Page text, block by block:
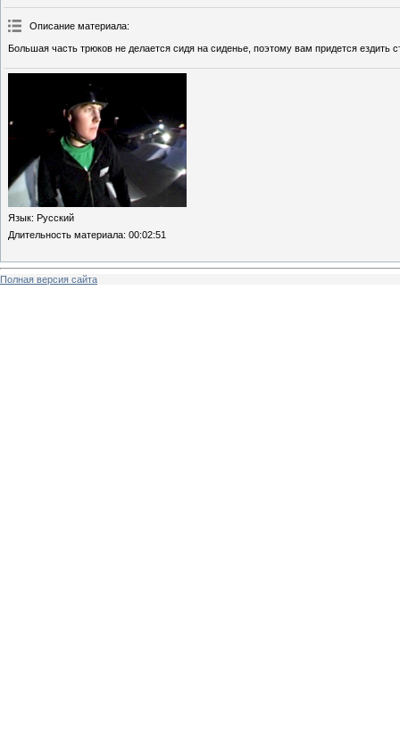
Описание материала:
Большая часть трюков не делается сидя на сиденье, поэтому вам придется ездить
Язык: Русский
Длительность материала: 00:02:51
Полная версия сайта